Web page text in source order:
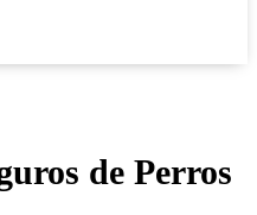
de Perros